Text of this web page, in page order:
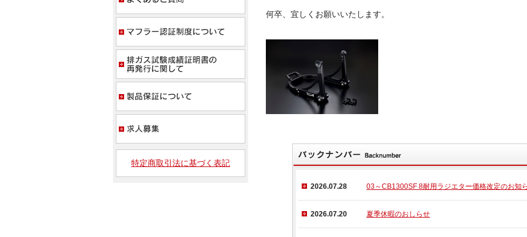
何卒、宜しくお願いいたします。
2026.07.28 03～CB1300SF 8耐用ラジエター価格改定のお知
2026.07.20 夏季休暇のおしらせ
排ガス試験成績証明書の再発行に関して
製品保証について
特定商取引法に基づく表記